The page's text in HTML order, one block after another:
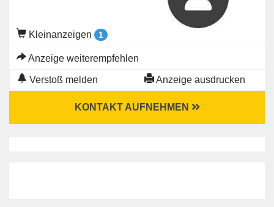
Kleinanzeigen 1
Anzeige weiterempfehlen
Verstoß melden Anzeige ausdrucken
KONTAKT AUFNEHMEN